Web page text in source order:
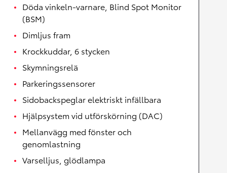
Döda vinkeln-varnare, Blind Spot Monitor
(BSM)
Dimljus fram
Krockkuddar, 6 stycken
Skymningsrelä
Parkeringssensorer
Sidobackspeglar elektriskt infällbara
Hjälpsystem vid utförskörning (DAC)
Mellanvägg med fönster och
genomlastning
Varselljus, glödlampa